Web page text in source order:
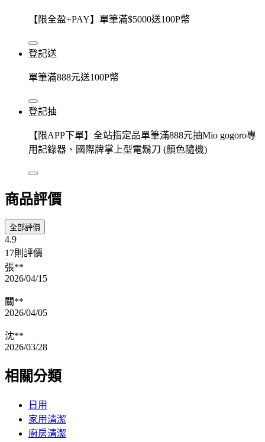
【限全盈+PAY】單筆滿$5000送100P幣
登記送
單筆滿888元送100P幣
登記抽
【限APP下單】全站指定品單筆滿888元抽Mio gogoro專
用記錄器、國際牌掌上型電鬍刀 (顏色隨機)
商品評價
全部評價
4.9
17則評價
張**
2026/04/15
關**
2026/04/05
沈**
2026/03/28
相關分類
日用
家用清潔
廚房清潔